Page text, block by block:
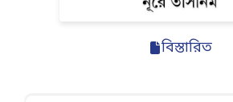
বিস্তারিত